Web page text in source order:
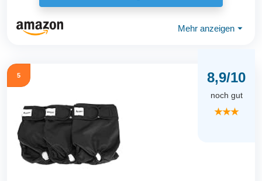
Mehr anzeigen ⏷
5 8,9/10
noch gut
★★★